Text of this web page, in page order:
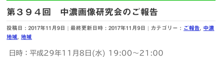
第３９４回 中濃画像研究会のご報告
投稿日 : 2017年11月9日 最終更新日時 : 2017年11月9日 カテゴリー : ご報告
中濃
地域 ,地域
日時：平成29年11月8日(水) 19:00～21:00